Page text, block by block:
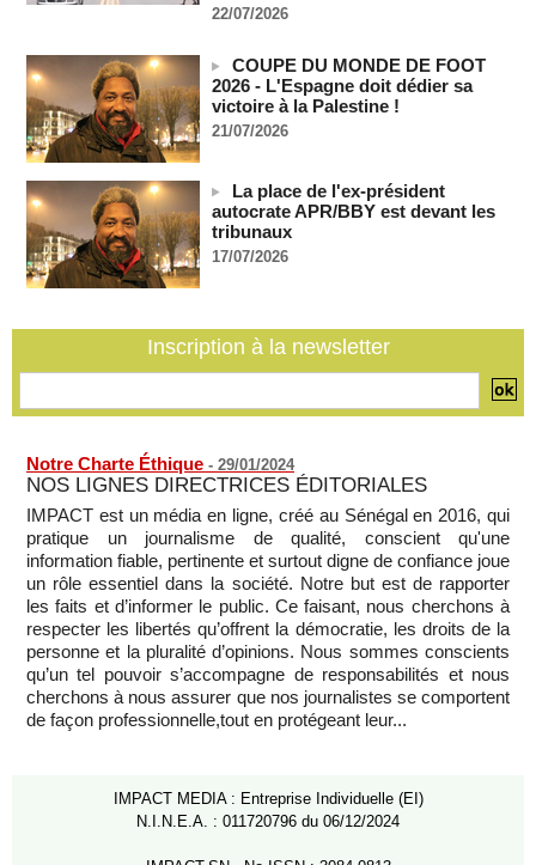
Depuis le « cessez-le-feu » à Gaza, les forces israéliennes
07/08/2026 -
Guinée-Bissau - Première visite de la médiation sénégalaise
après le sommet de la Cedeao
07/08/2026 -
Bénin: Patrice Talon élu président du Sénat, moins de trois
mois après son départ du pouvoir
07/08/2026 -
Mali-Algérie : le PM Maïga affirme qu’il n’y a « aucune
rupture diplomatique » entre les 2 pays
Journaliste libanaise tuée par Israël : Amnesty France
demande une enquête pour crime de guerre
07/08/2026 -
22/07/2026
COUPE DU MONDE DE FOOT
2026 - L'Espagne doit dédier sa
victoire à la Palestine !
21/07/2026
La place de l'ex-président
autocrate APR/BBY est devant les
tribunaux
17/07/2026
Inscription à la newsletter
Notre Charte Éthique - 29/01/2024
NOS LIGNES DIRECTRICES ÉDITORIALES
IMPACT est un média en ligne, créé au Sénégal en 2016, qui
pratique un journalisme de qualité, conscient qu'une
information fiable, pertinente et surtout digne de confiance joue
un rôle essentiel dans la société. Notre but est de rapporter
les faits et d’informer le public. Ce faisant, nous cherchons à
respecter les libertés qu’offrent la démocratie, les droits de la
personne et la pluralité d’opinions. Nous sommes conscients
qu’un tel pouvoir s’accompagne de responsabilités et nous
cherchons à nous assurer que nos journalistes se comportent
de façon professionnelle,tout en protégeant leur...
IMPACT MEDIA : Entreprise Individuelle (EI)
N.I.N.E.A. : 011720796 du 06/12/2024